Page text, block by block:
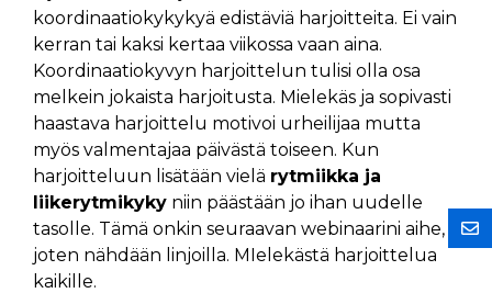
koordinaatiokykykyä edistäviä harjoitteita. Ei vain
kerran tai kaksi kertaa viikossa vaan aina.
Koordinaatiokyvyn harjoittelun tulisi olla osa
melkein jokaista harjoitusta. Mielekäs ja sopivasti
haastava harjoittelu motivoi urheilijaa mutta
myös valmentajaa päivästä toiseen. Kun
harjoitteluun lisätään vielä rytmiikka ja
liikerytmikyky niin päästään jo ihan uudelle
tasolle. Tämä onkin seuraavan webinaarini aihe,
joten nähdään linjoilla. MIelekästä harjoittelua
kaikille.